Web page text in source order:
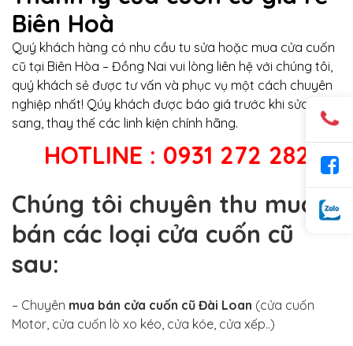
Biên Hoà
Quý khách hàng có nhu cầu tu sửa hoặc mua cửa cuốn
cũ tại Biên Hòa – Đồng Nai vui lòng liên hệ với chúng tôi,
quý khách sẻ được tư vấn và phục vụ một cách chuyên
nghiệp nhất! Qúy khách được báo giá trước khi sửa
sang, thay thế các linh kiện chính hãng.
HOTLINE : 0931 272 282
Chúng tôi chuyên thu mua ,
bán các loại cửa cuốn cũ
sau:
– Chuyên mua bán cửa cuốn cũ Đài Loan (cửa cuốn
Motor, cửa cuốn lò xo kéo, cửa kóe, cửa xếp..)